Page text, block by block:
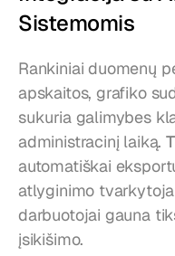
Sistemomis
Rankiniai duomenų
apskaitos, grafiko
sukuria galimybes
administracinį laiką.
automatiškai
atlyginimo
darbuotojai gauna
įsikišimo.